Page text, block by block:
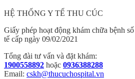
HỆ THỐNG Y TẾ THU CÚC
Giấy phép hoạt động khám chữa bệnh
tế cấp ngày 09/02/2021
Tổng đài tư vấn và đặt khám:
1900558892 hoặc 0936388288
Email: cskh@thucuchospital.vn